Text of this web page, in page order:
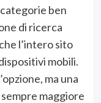
ben
di ricerca
l’intero sito
mobili.
ma una
maggiore